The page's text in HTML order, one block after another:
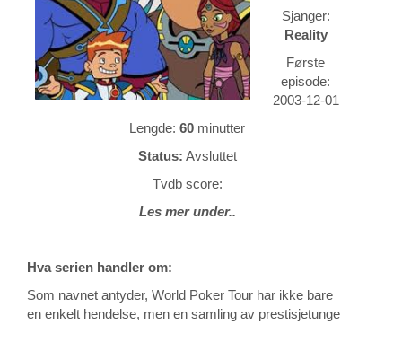
Sjanger:
Reality
Første
episode:
2003-12-01
Lengde:60 minutter
Status: Avsluttet
Tvdb score:
Les mer under..
Hva serien handler om:
Som navnet antyder, World Poker Tour har ikke bare
en enkelt hendelse, men en samling av prestisjetunge